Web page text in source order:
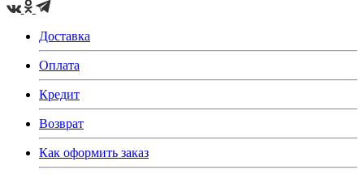
Доставка
Оплата
Кредит
Возврат
Как оформить заказ